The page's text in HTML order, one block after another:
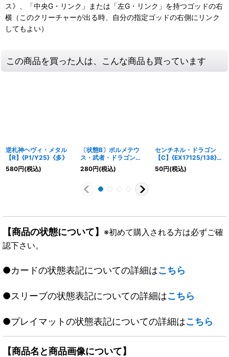
ス》、「中央G・リンク」または「左G・リンク」を持つゴッドの右
横（このクリーチャーが出る時、自分の指定ゴッドの右側にリンク
してもよい）
この商品を買った人は、こんな商品も買っています
逆札神ヘヴィ・メタル
【R】{P1/Y25}《多》
580円(税込)
〔状態B〕ボルメテウ
ス・武者・ドラゴン
【SR】{DMC4311/37}
《火》
280円(税込)
センチネル・ドラゴン
【C】{EX17125/138}
《火》
50円(税込)
【商品の状態について】 ※初めて購入される方は必ずご確
認下さい。
●カードの状態表記についての詳細はこちら
●スリーブの状態表記についての詳細はこちら
●プレイマットの状態表記についての詳細はこちら
【商品名と商品画像について】